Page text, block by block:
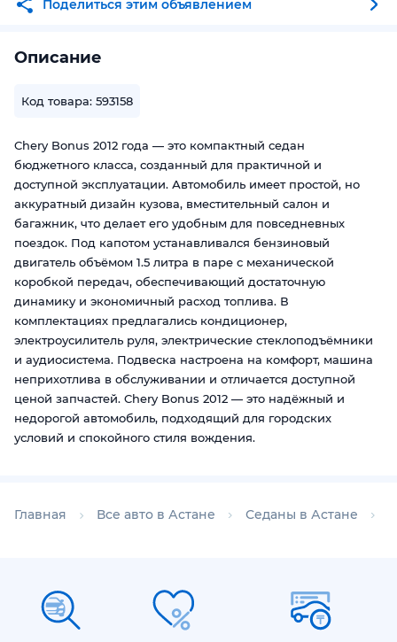
Поделиться этим объявлением
Описание
Код товара: 593158
Chery Bonus 2012 года — это компактный седан
бюджетного класса, созданный для практичной и
доступной эксплуатации. Автомобиль имеет простой, но
аккуратный дизайн кузова, вместительный салон и
багажник, что делает его удобным для повседневных
поездок. Под капотом устанавливался бензиновый
двигатель объёмом 1.5 литра в паре с механической
коробкой передач, обеспечивающий достаточную
динамику и экономичный расход топлива. В
комплектациях предлагались кондиционер,
электроусилитель руля, электрические стеклоподъёмники
и аудиосистема. Подвеска настроена на комфорт, машина
неприхотлива в обслуживании и отличается доступной
ценой запчастей. Chery Bonus 2012 — это надёжный и
недорогой автомобиль, подходящий для городских
условий и спокойного стиля вождения.
Главная Все авто в Астане Седаны в Астане